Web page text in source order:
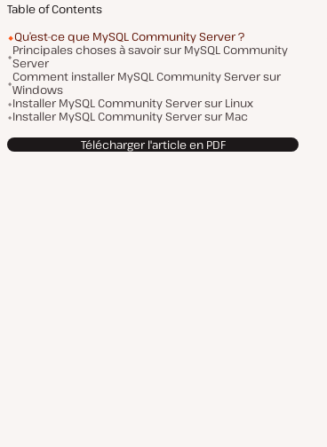
Table of Contents
Qu’est-ce que MySQL Community Server ?
Principales choses à savoir sur MySQL Community
Server
Comment installer MySQL Community Server sur
Windows
Installer MySQL Community Server sur Linux
Installer MySQL Community Server sur Mac
Télécharger l'article en PDF